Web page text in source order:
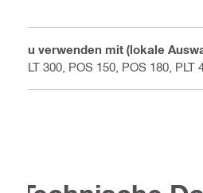
Zu verwenden mit (lokale
PLT 300, POS 150, POS 180, PLT